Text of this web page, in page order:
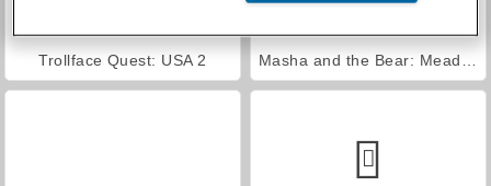
Trollface Quest: USA 2